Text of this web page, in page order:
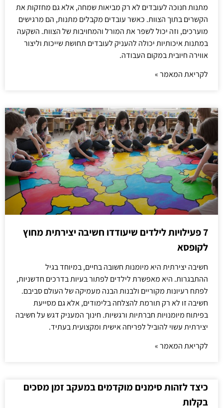
מתנות חנוכה לעובדים לא רק מביאות שמחה, אלא גם מחזקות את
הקשרים בתוך הצוות. כאשר עובדים מקבלים מתנות, הם מרגישים
מוערכים, וזה יכול לשפר את המורל והמחויבות של הצוות. השקעה
במתנות איכותיות יכולה להעניק לעובדים תחושת שייכות וליצור
אווירה חיובית במקום העבודה.
לקריאת המאמר »
7 פעילויות לילדים שיעודדו חשיבה יצירתית מחוץ
לקופסא
חשיבה יצירתית היא מיומנות חשובה בחיים, במיוחד בגיל
ההתבגרות. היא מאפשרת לילדים לפתור בעיות בדרכים חדשניות,
לפתח רעיונות מקוריים ולבנות הבנה מעמיקה של העולם סביבם.
חשיבה זו לא רק תורמת להצלחה בלימודים, אלא גם מסייעת
בפיתוח מיומנויות חברתיות ורגשיות. חינוך המעניק דגש על חשיבה
יצירתית עשוי להוביל לפריחה אישית ומקצועית בעתיד.
לקריאת המאמר »
כיצד לזהות סימנים מוקדמים במעקב זמן מסכים
בקלות